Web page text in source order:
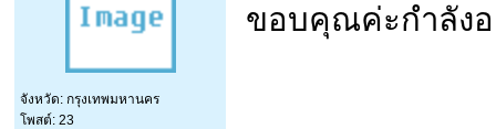
จังหวัด: กรุงเทพมหานคร
โพสต์: 23
ขอบคุณค่ะกำลัง